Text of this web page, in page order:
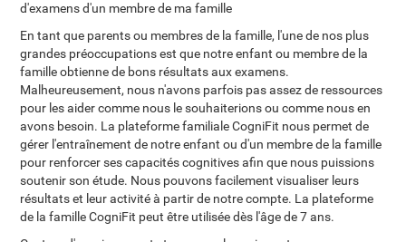
d'examens d'un membre de ma famille
En tant que parents ou membres de la famille, l'une de nos plus
grandes préoccupations est que notre enfant ou membre de la
famille obtienne de bons résultats aux examens.
Malheureusement, nous n'avons parfois pas assez de ressources
pour les aider comme nous le souhaiterions ou comme nous en
avons besoin. La plateforme familiale CogniFit nous permet de
gérer l'entraînement de notre enfant ou d'un membre de la famille
pour renforcer ses capacités cognitives afin que nous puissions
soutenir son étude. Nous pouvons facilement visualiser leurs
résultats et leur activité à partir de notre compte. La plateforme
de la famille CogniFit peut être utilisée dès l'âge de 7 ans.